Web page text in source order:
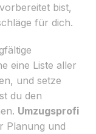
bist,
für dich.
eine Liste aller
und setze
du den
Umzugsprofi
Planung und